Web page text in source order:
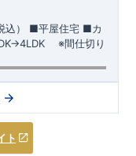
）
■平屋住宅​ ​■カ
※間仕切り
17分（約1360ｍ）
ｍ）
ト